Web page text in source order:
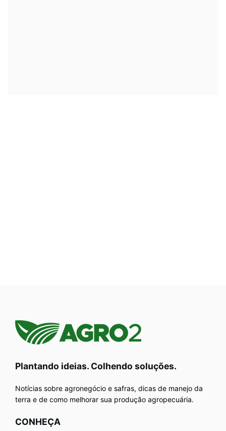
Plantando ideias. Colhendo soluções.
Notícias sobre agronegócio e safras, dicas de manejo da
terra e de como melhorar sua produção agropecuária.
CONHEÇA